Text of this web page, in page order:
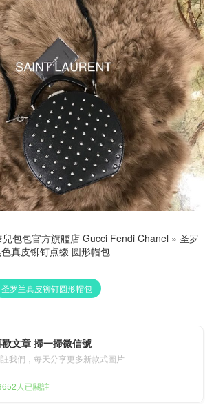
兒包包官方旗艦店 Gucci Fendi Chanel » 圣罗
真皮铆钉点缀 圆形帽包
圣罗兰真皮铆钉圆形帽包
文章 掃一掃微信號
我們，每天分享更多新款式圖片
人已關註